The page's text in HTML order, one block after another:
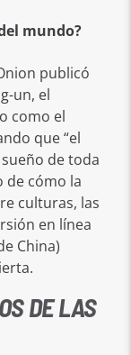
mundo?
publicó
un, el
como el
que “el
de toda
de cómo la
culturas, las
en línea
China)
DE LAS